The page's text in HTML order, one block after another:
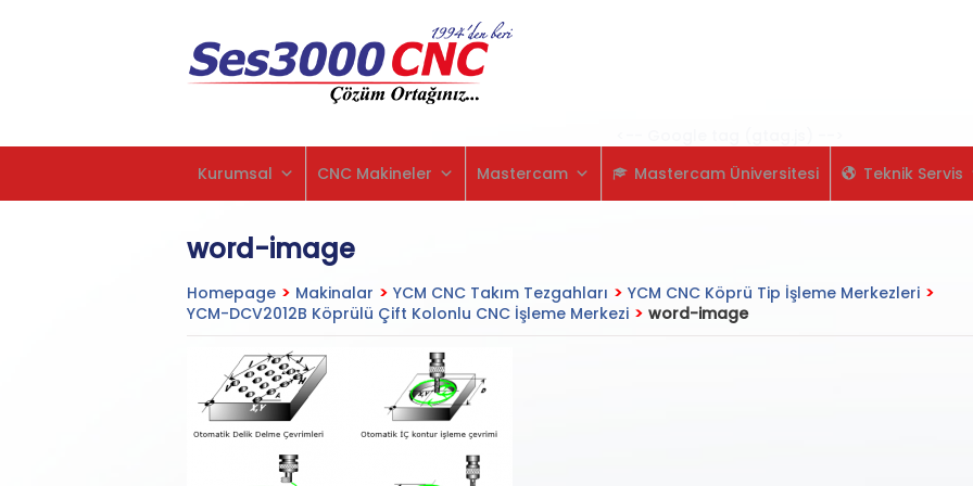
Kurumsal
CNC Makineler Mastercam Mastercam Üniversitesi Teknik Servis
word-image
Homepage > Makinalar > YCM CNC Takım Tezgahları > YCM CNC Köprü Tip İşleme Merkezleri >
YCM-DCV2012B Köprülü Çift Kolonlu CNC İşleme Merkezi > word-image